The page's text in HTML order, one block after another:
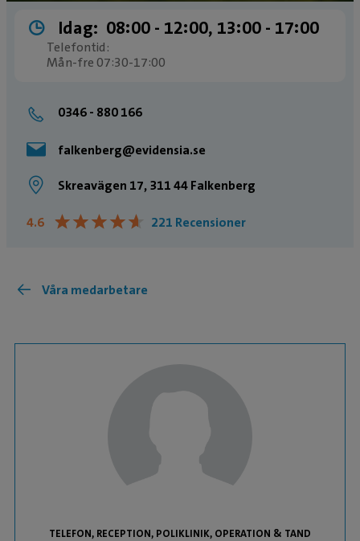
Idag: 08:00 ­- 12:00, 13:00 ­- 17:00
Telefontid:
Mån-fre 07:30-17:00
0346 - 880 166
falkenberg@evidensia.se
Skreavägen 17, 311 44 Falkenberg
4.6 ★★★★★
★★★★★ 221 Recensioner
Våra medarbetare
TELEFON, RECEPTION, POLIKLINIK, OPERATION & TAND